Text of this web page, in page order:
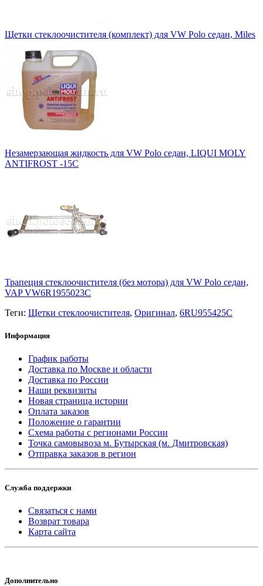
Щетки стеклоочистителя (комплект) для VW Polo седан, Miles
Незамерзающая жидкость для VW Polo седан, LIQUI MOLY
ANTIFROST -15С
Трапеция стеклоочистителя (без мотора) для VW Polo седан,
VAP VW6R1955023C
Теги: Щетки стеклоочистителя, Оригинал, 6RU955425C
Информация
График работы
Доставка по Москве и области
Доставка по России
Наши реквизиты
Новая страница истории
Оплата заказов
Положение о гарантии
Схема работы с регионами России
Точка самовывоза м. Бутырская (м. Дмитровская)
Отправка заказов в регион
Служба поддержки
Связаться с нами
Возврат товара
Карта сайта
Дополнительно